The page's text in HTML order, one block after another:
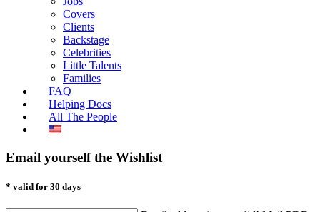
Covers
Clients
Backstage
Celebrities
Little Talents
Families
FAQ
Helping Docs
All The People
Email yourself the Wishlist
* valid for 30 days